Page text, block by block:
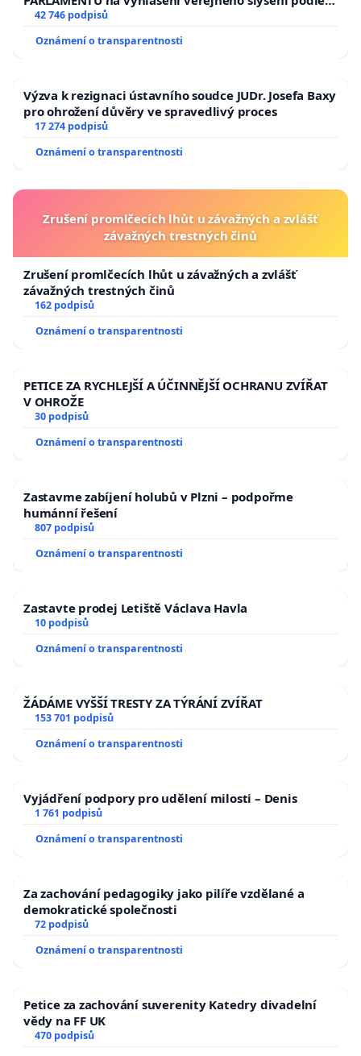
144 jednacího řádu Senátu k návrhu na přijetí
republiky
42 746 podpisů
Oznámení o transparentnosti
Výzva k rezignaci ústavního soudce JUDr. Josefa Baxy
pro ohrožení důvěry ve spravedlivý proces
17 274 podpisů
Oznámení o transparentnosti
Zrušení promlčecích lhůt u závažných a zvlášť
závažných trestných činů
Zrušení promlčecích lhůt u závažných a zvlášť
závažných trestných činů
162 podpisů
Oznámení o transparentnosti
PETICE ZA RYCHLEJŠÍ A ÚČINNĚJŠÍ OCHRANU ZVÍŘAT
V OHROŽE
30 podpisů
Oznámení o transparentnosti
Zastavme zabíjení holubů v Plzni – podpořme
humánní řešení
807 podpisů
Oznámení o transparentnosti
Zastavte prodej Letiště Václava Havla
10 podpisů
Oznámení o transparentnosti
ŽÁDÁME VYŠŠÍ TRESTY ZA TÝRÁNÍ ZVÍŘAT
153 701 podpisů
Oznámení o transparentnosti
Vyjádření podpory pro udělení milosti – Denis
1 761 podpisů
Oznámení o transparentnosti
Za zachování pedagogiky jako pilíře vzdělané a
demokratické společnosti
72 podpisů
Oznámení o transparentnosti
Petice za zachování suverenity Katedry divadelní
vědy na FF UK
470 podpisů